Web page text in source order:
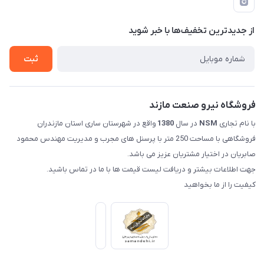
لیست محصولات
درباره ما
حریم خصوصی
راهنما
از جدید‌ترین تخفیف‌ها با‌ خبر شوید
ثبت
فروشگاه نیرو صنعت مازند
با نام تجاری NSM در سال 1380 واقع در شهرستان ساری استان مازندران
فروشگاهی با مساحت 250 متر با پرسنل های مجرب و مدیریت مهندس محمود
صابریان در اختیار مشتریان عزیز می باشد.
جهت اطلاعات بیشتر و دریافت لیست قیمت ها با ما در تماس باشید.
کیفیت را از ما بخواهید